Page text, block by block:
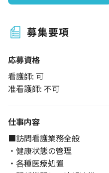
募集要項
応募資格
看護師: 可
准看護師: 不可
仕事内容
■訪問看護業務全般
・健康状態の管理
・各種医療処置